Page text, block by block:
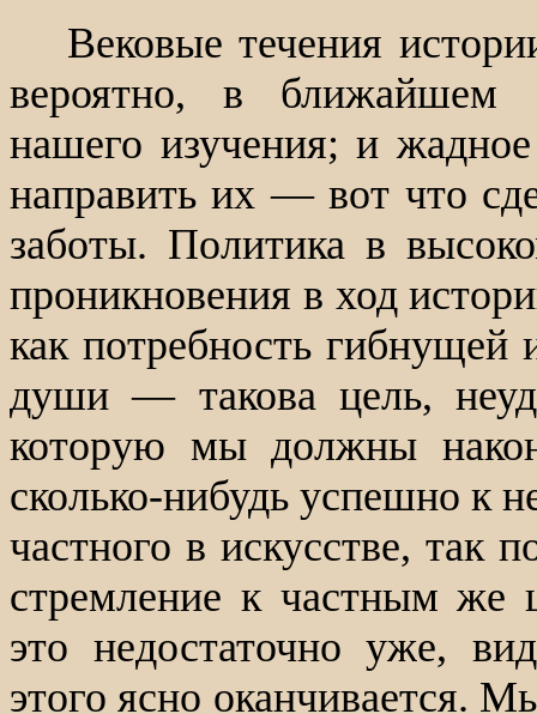
Вековые течения
вероятно, в ближайшем
нашего изучения; и
направить их — вот что
заботы. Политика в
проникновения в ход
как потребность гибнущей
души — такова цель,
которую мы должны
сколько-нибудь успешно к
частного в искусстве, так
стремление к частным же
это недостаточно уже,
этого ясно оканчивается.